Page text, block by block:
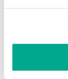
processed in
したがって、
ムがハッキ
を構築するの
銀行やその